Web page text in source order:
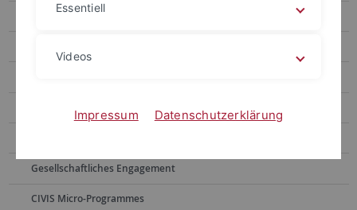
Erhalte ein Zertifikat
Gesellschaftliches Engagement
CIVIS Micro-Programmes
Essentiell
Videos
Impressum Datenschutzerklärung